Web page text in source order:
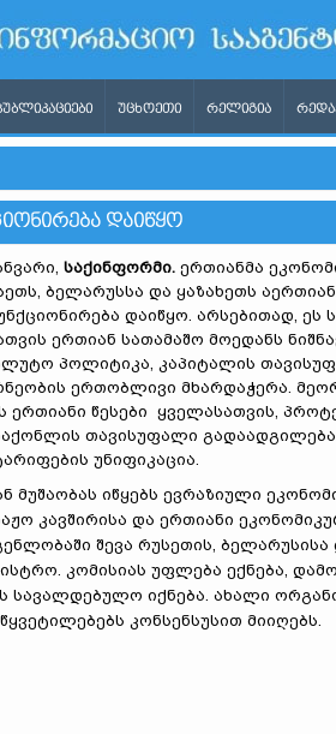
ᲣᲪᲮᲝᲔᲗᲘ ᲠᲔᲚᲘᲒᲘᲐ
ᲓᲐᲘᲬᲧᲝ
საქინფორმი. ერთიანმა
ბელარუსსა და ყაზახეთს
დაიწყო. არსებითად, ეს
ერთიან სათამაშო მოედანს
პოლიტიკა, კაპიტალის
ერთობლივი მხარდაჭერა.
ერთიანი წესები ყველასათვის,
თავისუფალი გადაადგილება.
უნიფიკაცია.
მუშაობას იწყებს ევრაზიული
კავშირისა და ერთიანი
შევა რუსეთის, ბელარუსისა
კომისიას უფლება ექნება,
სავალდებულო იქნება. ახალი
კონსენსუსით მიიღებს.